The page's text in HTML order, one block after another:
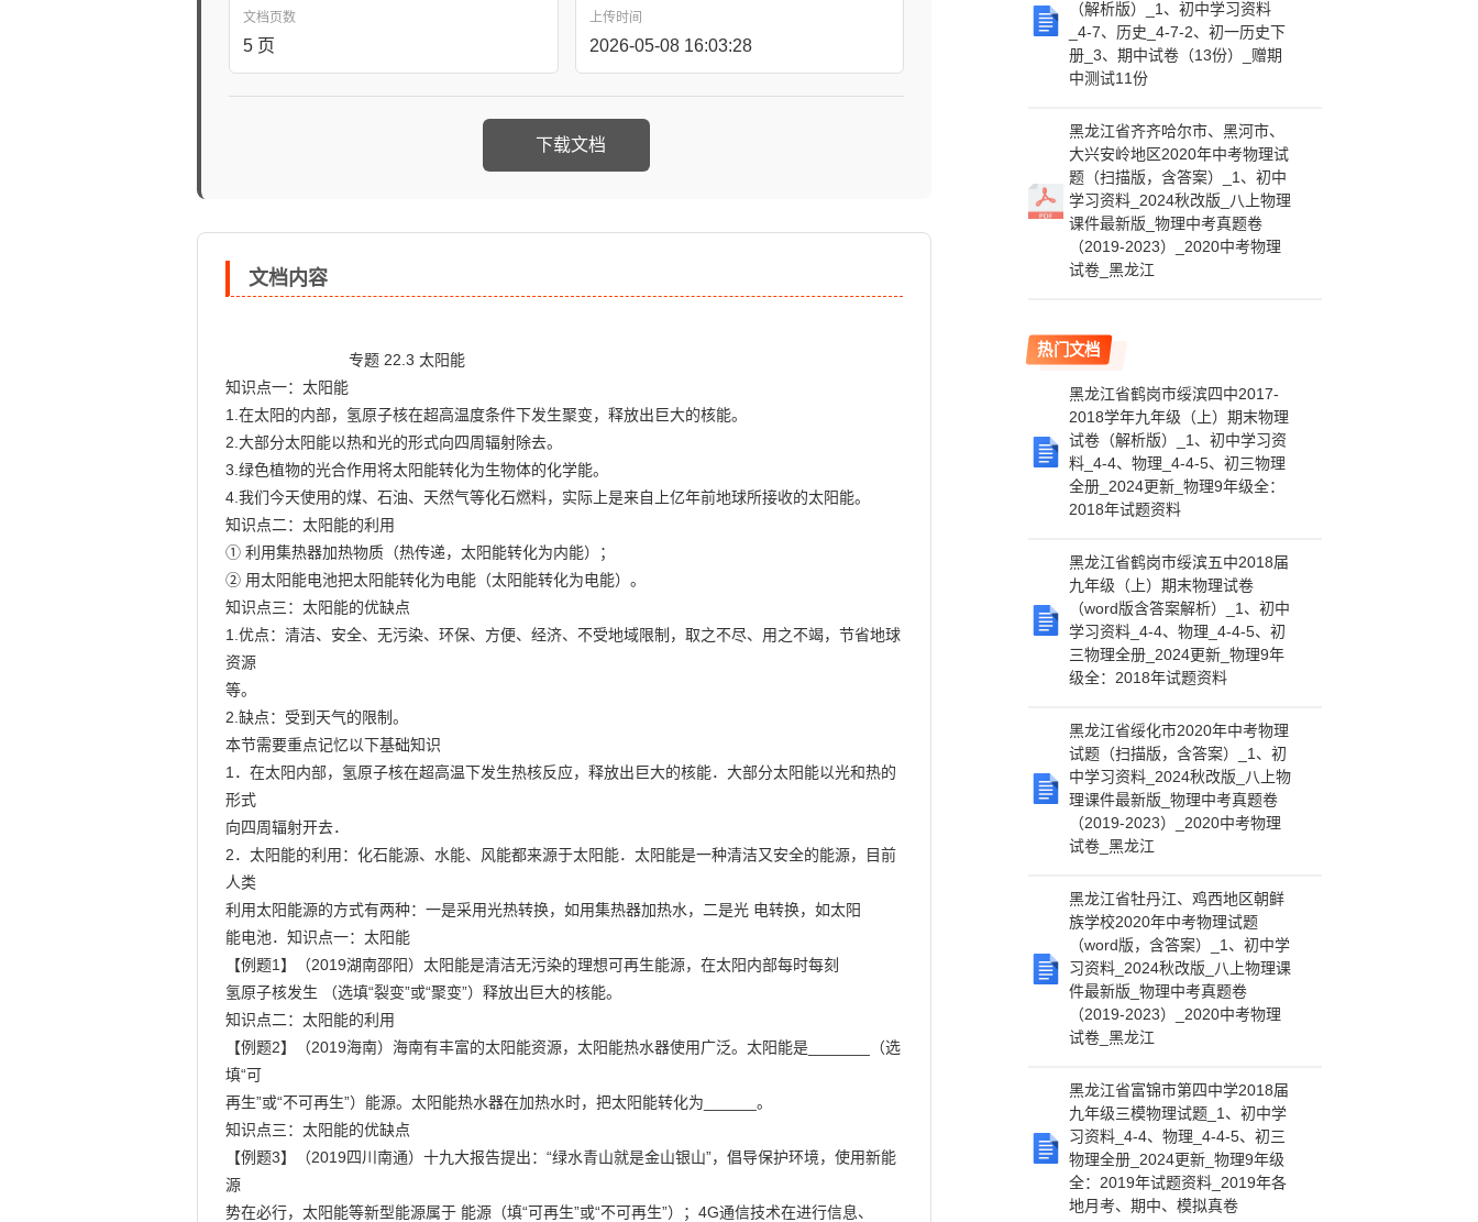
文档页数
5 页
上传时间
2026-05-08 16:03:28
下载文档
文档内容
                            专题 22.3 太阳能
知识点一：太阳能
1.在太阳的内部，氢原子核在超高温度条件下发生聚变，释放出巨大的核能。
2.大部分太阳能以热和光的形式向四周辐射除去。
3.绿色植物的光合作用将太阳能转化为生物体的化学能。
4.我们今天使用的煤、石油、天然气等化石燃料，实际上是来自上亿年前地球所接收的太阳能。
知识点二：太阳能的利用
① 利用集热器加热物质（热传递，太阳能转化为内能）；
② 用太阳能电池把太阳能转化为电能（太阳能转化为电能）。
知识点三：太阳能的优缺点
1.优点：清洁、安全、无污染、环保、方便、经济、不受地域限制，取之不尽、用之不竭，节省地球
资源
等。
2.缺点：受到天气的限制。
本节需要重点记忆以下基础知识
1．在太阳内部，氢原子核在超高温下发生热核反应，释放出巨大的核能．大部分太阳能以光和热的
形式
向四周辐射开去．
2．太阳能的利用：化石能源、水能、风能都来源于太阳能．太阳能是一种清洁又安全的能源，目前
人类
利用太阳能源的方式有两种：一是采用光热转换，如用集热器加热水，二是光 电转换，如太阳
能电池．知识点一：太阳能
【例题1】（2019湖南邵阳）太阳能是清洁无污染的理想可再生能源，在太阳内部每时每刻
氢原子核发生 （选填“裂变”或“聚变”）释放出巨大的核能。
知识点二：太阳能的利用
【例题2】（2019海南）海南有丰富的太阳能资源，太阳能热水器使用广泛。太阳能是_______（选
填“可
再生”或“不可再生”）能源。太阳能热水器在加热水时，把太阳能转化为______。
知识点三：太阳能的优缺点
【例题3】（2019四川南通）十九大报告提出：“绿水青山就是金山银山”，倡导保护环境，使用新能
源
势在必行，太阳能等新型能源属于 能源（填“可再生”或“不可再生”）；4G通信技术在进行信息、
（解析版）_1、初中学习资料
_4-7、历史_4-7-2、初一历史下
册_3、期中试卷（13份）_赠期
中测试11份
黑龙江省齐齐哈尔市、黑河市、
大兴安岭地区2020年中考物理试
题（扫描版，含答案）_1、初中
学习资料_2024秋改版_八上物理
课件最新版_物理中考真题卷
（2019-2023）_2020中考物理
试卷_黑龙江
热门文档
黑龙江省鹤岗市绥滨四中2017-
2018学年九年级（上）期末物理
试卷（解析版）_1、初中学习资
料_4-4、物理_4-4-5、初三物理
全册_2024更新_物理9年级全：
2018年试题资料
黑龙江省鹤岗市绥滨五中2018届
九年级（上）期末物理试卷
（word版含答案解析）_1、初中
学习资料_4-4、物理_4-4-5、初
三物理全册_2024更新_物理9年
级全：2018年试题资料
黑龙江省绥化市2020年中考物理
试题（扫描版，含答案）_1、初
中学习资料_2024秋改版_八上物
理课件最新版_物理中考真题卷
（2019-2023）_2020中考物理
试卷_黑龙江
黑龙江省牡丹江、鸡西地区朝鲜
族学校2020年中考物理试题
（word版，含答案）_1、初中学
习资料_2024秋改版_八上物理课
件最新版_物理中考真题卷
（2019-2023）_2020中考物理
试卷_黑龙江
黑龙江省富锦市第四中学2018届
九年级三模物理试题_1、初中学
习资料_4-4、物理_4-4-5、初三
物理全册_2024更新_物理9年级
全：2019年试题资料_2019年各
地月考、期中、模拟真卷